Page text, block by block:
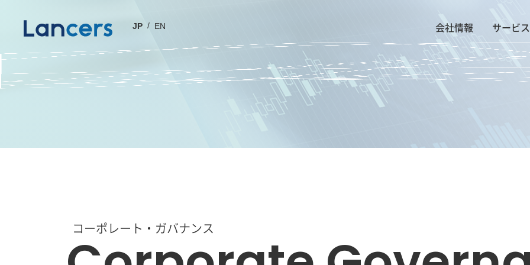
JP EN 会社情報 サービス
コーポレート・ガバナンス